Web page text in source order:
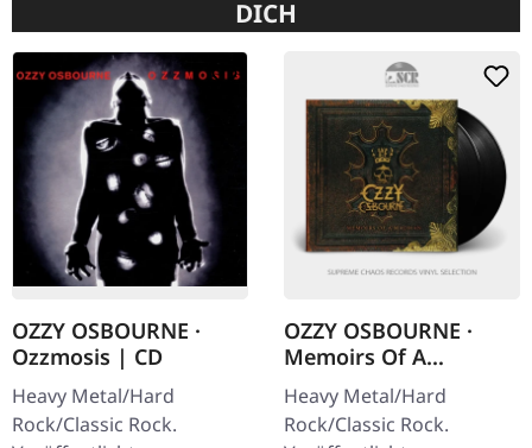
DICH
OZZY OSBOURNE ·
Ozzmosis | CD
Heavy Metal/Hard
Rock/Classic Rock.
OZZY OSBOURNE ·
Memoirs Of A
Madman | BLACK 2LP
Heavy Metal/Hard
Rock/Classic Rock.